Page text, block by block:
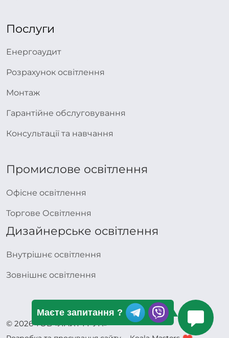
Послуги
Енергоаудит
Розрахунок освітлення
Монтаж
Гарантійне обслуговування
Консультації та навчання
Промислове освітлення
Офісне освітлення
Торгове Освітлення
Дизайнерське освітлення
Внутрішнє освітлення
Зовнішнє освітлення
© 2026 ТОВ «ЛАЙТ ГРУП»
Маєте запитання ?